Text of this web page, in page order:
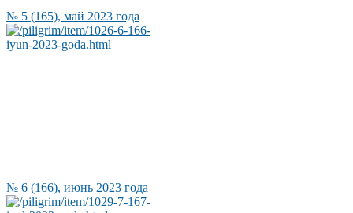
№ 5 (165), май 2023 года
№ 6 (166), июнь 2023 года